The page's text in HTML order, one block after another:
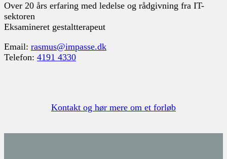
Over 20 års erfaring med ledelse og rådgivning fra IT-
sektoren
Eksamineret gestaltterapeut
Email: rasmus@impasse.dk
Telefon: 4191 4330
Kontakt og hør mere om et forløb